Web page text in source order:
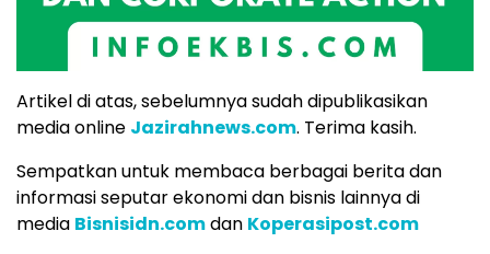
Artikel di atas, sebelumnya sudah dipublikasikan
media online Jazirahnews.com. Terima kasih.
Sempatkan untuk membaca berbagai berita dan
informasi seputar ekonomi dan bisnis lainnya di
media Bisnisidn.comdan Koperasipost.com